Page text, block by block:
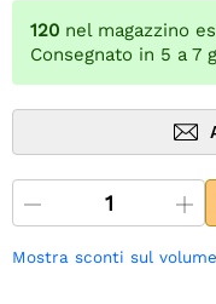
120 nel magazzino
Consegnato in 5 a 7
Mostra sconti sul volume